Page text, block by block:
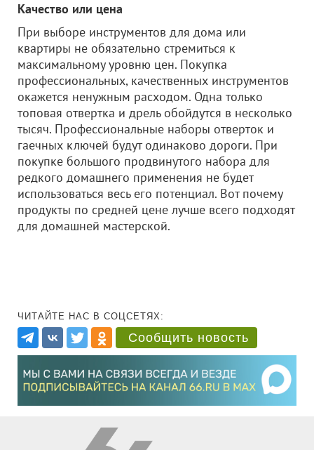
Качество или цена
При выборе инструментов для дома или
квартиры не обязательно стремиться к
максимальному уровню цен. Покупка
профессиональных, качественных инструментов
окажется ненужным расходом. Одна только
топовая отвертка и дрель обойдутся в несколько
тысяч. Профессиональные наборы отверток и
гаечных ключей будут одинаково дороги. При
покупке большого продвинутого набора для
редкого домашнего применения не будет
использоваться весь его потенциал. Вот почему
продукты по средней цене лучше всего подходят
для домашней мастерской.
ЧИТАЙТЕ НАС В СОЦСЕТЯХ:
Сообщить новость